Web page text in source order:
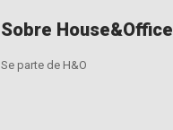
Sobre House&Office
Se parte de H&O